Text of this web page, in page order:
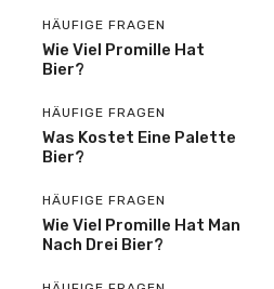
HÄUFIGE FRAGEN
Wie Viel Promille Hat
Bier?
HÄUFIGE FRAGEN
Was Kostet Eine Palette
Bier?
HÄUFIGE FRAGEN
Wie Viel Promille Hat Man
Nach Drei Bier?